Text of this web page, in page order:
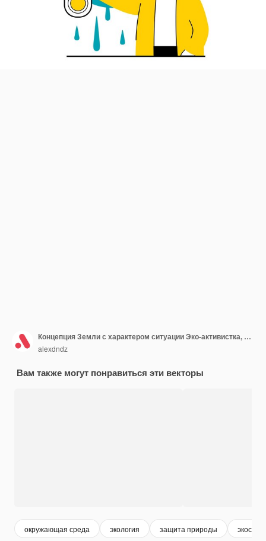
Концепция Земли с характером ситуации Эко-активистка, указывающая на термометр с высокотемпературным потеплением и изменением климата Векторная иллюстрация со сценой людей в плоском дизайне для веб-сайтов
alexdndz
Вам также могут понравиться эти векторы
окружающая среда экология защита природы